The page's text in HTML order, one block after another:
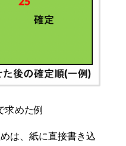
求めた例
は、紙に直接書き込